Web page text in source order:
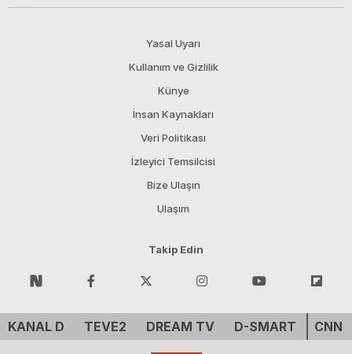
Yasal Uyarı
Kullanım ve Gizlilik
Künye
İnsan Kaynakları
Veri Politikası
İzleyici Temsilcisi
Bize Ulaşın
Ulaşım
Takip Edin
KANAL D TEVE2 DREAM TV D-SMART CNN